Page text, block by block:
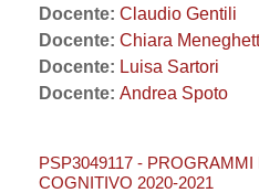
Docente: Claudio Gentili
Docente: Chiara
Docente: Luisa Sartori
Docente: Andrea Spoto
PSP3049117 -
COGNITIVO 2020-2021